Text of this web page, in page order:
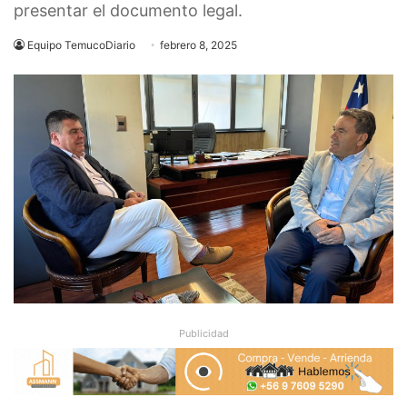
presentar el documento legal.
Equipo TemucoDiario febrero 8, 2025
Publicidad